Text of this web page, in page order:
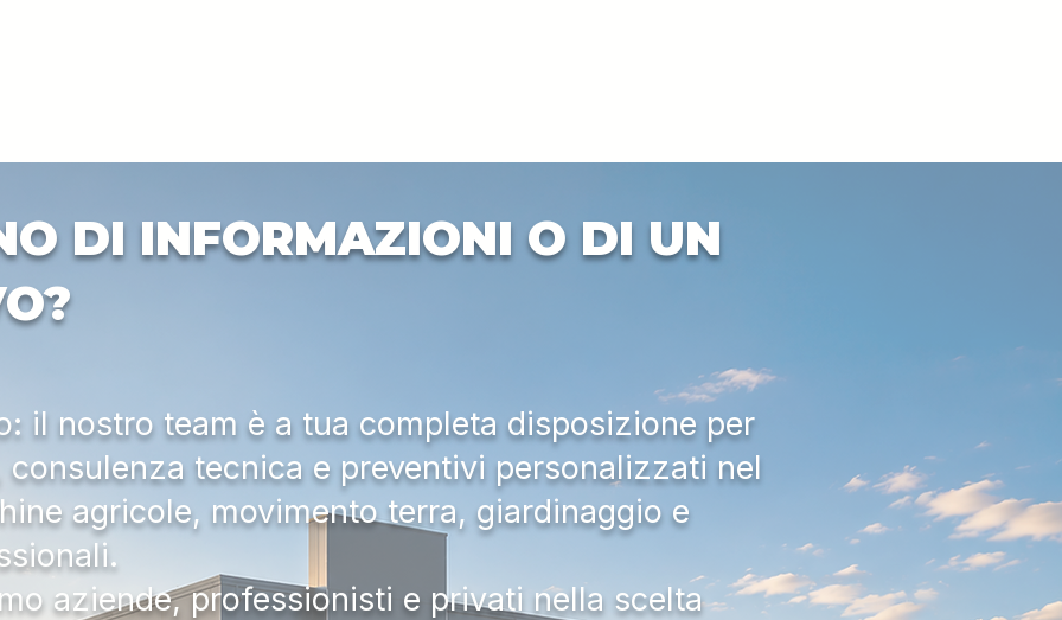
DI INFORMAZIONI O DI UN
il nostro team è a tua completa disposizione per
tecnica e preventivi personalizzati nel
agricole, movimento terra, giardinaggio e
aziende, professionisti e privati nella scelta